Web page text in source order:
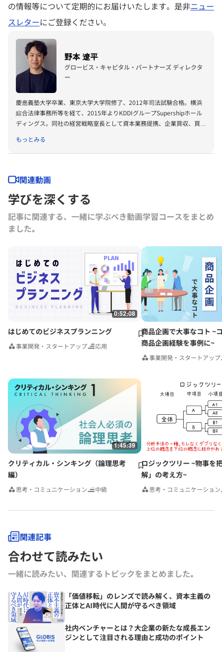
の情報等について定期的にお届けいたします。是非ニュー
スレターにご登録ください。
野本 遼平
グロービス・キャピタル・パートナーズ ディレクタ
ー
慶應義塾大学卒業、東京大学大学院修了、2012年司法試験合格。横浜
綜合法律事務所等を経て、2015年よりKDDIグループSupershipホール
ディングス。同社の経営戦略室長として資本業務提携、企業買収、買収
ートナーズ。経産省及び特許庁「オープンイノベーションを促進するた
めの技術分野別契約ガイドラインに関する調査研究」委員会、東京大学
イノベーションを駆動する「価値移転」の法則」（日経BP）、「成功
するアライアンス 戦略と実務」（日本実業出版社）。
もっとみる
関連動画
学びを深くする
記事に関連する、一緒に学ぶべき動画学習コースをまとめ
ました｡
0:52:08
はじめてのビジネスプランニング
事業開発・スタートアップ 応用
商品企画で大事なコト ~
商品企画経験を事例に~
事業開発・スタートアップ
1:45:39
クリティカル・シンキング（論理思考
編）
思考・コミュニケーション 中級
ロジックツリー ~物事を
解」の考え方~
思考・コミュニケーション
関連記事
合わせて読みたい
一緒に読みたい、関連するトピックをまとめました｡
「価値移転」のレンズで読み解く、資本主義の
正体とAI時代に人間が守るべき領域
社内ベンチャーとは？大企業の新たな成長エン
ジンとして注目される理由と成功のポイント